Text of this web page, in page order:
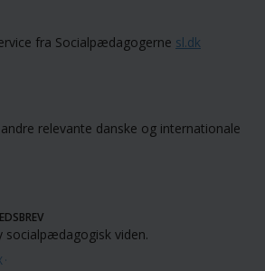
fra Socialpædagogerne sl.dk
relevante danske og internationale
socialpædagogisk viden.